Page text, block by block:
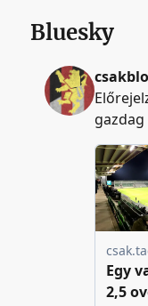
Bluesky